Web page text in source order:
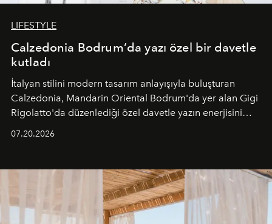
LIFESTYLE
Calzedonia Bodrum’da yazı özel bir davetle
kutladı
İtalyan stilini modern tasarım anlayışıyla buluşturan
Calzedonia, Mandarin Oriental Bodrum'da yer alan Gigi
Rigolatto'da düzenlediği özel davetle yazın enerjisini
07.20.2026